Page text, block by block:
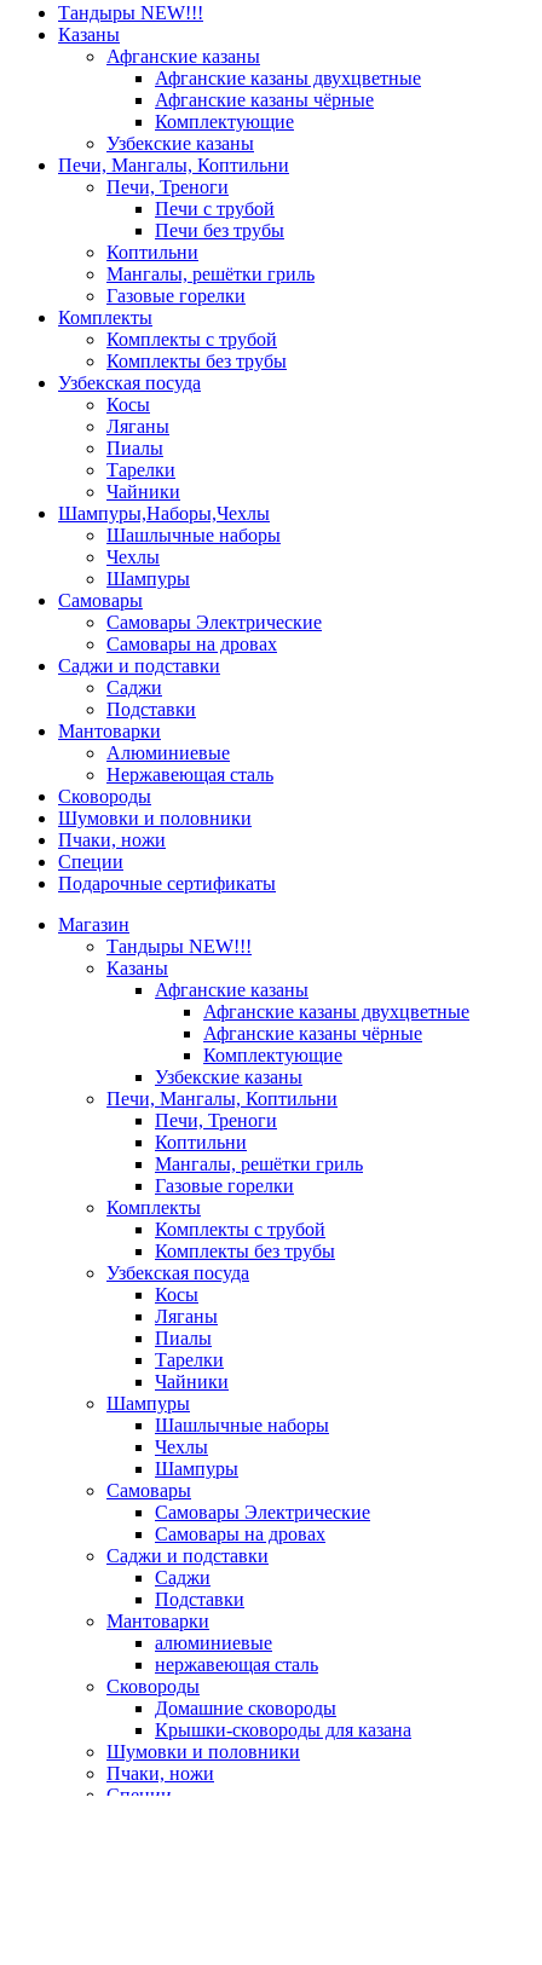
Тандыры NEW!!!
Казаны
Афганские казаны
Афганские казаны двухцветные
Афганские казаны чёрные
Комплектующие
Узбекские казаны
Печи, Мангалы, Коптильни
Печи, Треноги
Печи с трубой
Печи без трубы
Коптильни
Мангалы, решётки гриль
Газовые горелки
Комплекты
Комплекты с трубой
Комплекты без трубы
Узбекская посуда
Косы
Ляганы
Пиалы
Тарелки
Чайники
Шампуры,Наборы,Чехлы
Шашлычные наборы
Чехлы
Шампуры
Самовары
Самовары Электрические
Самовары на дровах
Саджи и подставки
Саджи
Подставки
Мантоварки
Алюминиевые
Нержавеющая сталь
Сковороды
Шумовки и половники
Пчаки, ножи
Специи
Подарочные сертификаты
Магазин
Тандыры NEW!!!
Казаны
Афганские казаны
Афганские казаны двухцветные
Афганские казаны чёрные
Комплектующие
Узбекские казаны
Печи, Мангалы, Коптильни
Печи, Треноги
Коптильни
Мангалы, решётки гриль
Газовые горелки
Комплекты
Комплекты с трубой
Комплекты без трубы
Узбекская посуда
Косы
Ляганы
Пиалы
Тарелки
Чайники
Шампуры
Шашлычные наборы
Чехлы
Шампуры
Самовары
Самовары Электрические
Самовары на дровах
Саджи и подставки
Саджи
Подставки
Мантоварки
алюминиевые
нержавеющая сталь
Сковороды
Домашние сковороды
Крышки-сковороды для казана
Шумовки и половники
Пчаки, ножи
Специи